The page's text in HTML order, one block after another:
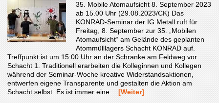
35. Mobile Atomaufsicht 8. September 2023
ab 15.00 Uhr (29.08.2023/CK) Das
KONRAD-Seminar der IG Metall ruft für
Freitag, 8. September zur 35. „Mobilen
Atomaufsicht“ am Gelände des geplanten
Atommülllagers Schacht KONRAD auf.
Treffpunkt ist um 15:00 Uhr an der Schranke am Feldweg vor
Schacht 1. Traditionell erarbeiten die Kolleginnen und Kollegen
während der Seminar-Woche kreative Widerstandsaktionen,
entwerfen eigene Transparente und gestalten die Aktion am
Schacht selbst. Es ist immer eine… [Weiter]